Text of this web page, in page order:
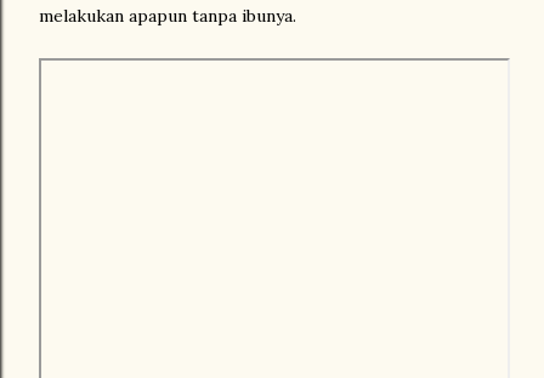
melakukan apapun tanpa ibunya.